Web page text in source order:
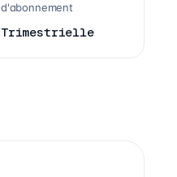
d'abonnement
Trimestrielle